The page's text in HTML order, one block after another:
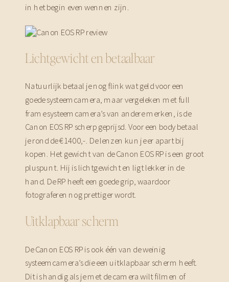
in het begin even wennen zijn.
Lichtgewicht en betaalbaar
Natuurlijk betaal je nog flink wat geld voor een
goede systeemcamera, maar vergeleken met full
frame systeemcamera’s van andere merken, is de
Canon EOS RP scherp geprijsd. Voor een body betaal
je rond de €1400,-. De lenzen kun je er apart bij
kopen. Het gewicht van de Canon EOS RP is een groot
pluspunt. Hij is lichtgewicht en ligt lekker in de
hand. De RP heeft een goede grip, waardoor
fotograferen nog prettiger wordt.
Uitklapbaar scherm
De Canon EOS RP is ook één van de weinig
systeemcamera’s die een uitklapbaar scherm heeft.
Dit is handig als je met de camera wilt filmen of